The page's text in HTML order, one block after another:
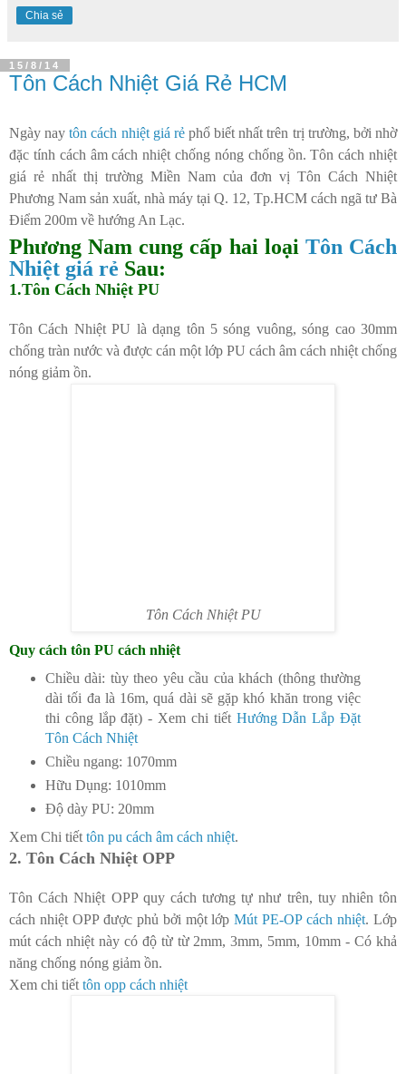
Chia sẻ
15/8/14
Tôn Cách Nhiệt Giá Rẻ HCM
Ngày naytôn cách nhiệt giá rẻphổ biết nhất trên trị trường, bởi nhờ
đặc tính cách âm cách nhiệt chống nóng chống ồn. Tôn cách nhiệt
giá rẻ nhất thị trường Miền Nam của đơn vị Tôn Cách Nhiệt
Phương Nam sản xuất, nhà máy tại Q. 12, Tp.HCM cách ngã tư Bà
Điểm 200m về hướng An Lạc.
Phương Nam cung cấp hai loại Tôn Cách
Nhiệt giá rẻ Sau:
1.Tôn Cách Nhiệt PU
Tôn Cách Nhiệt PU là dạng tôn 5 sóng vuông, sóng cao 30mm
chống tràn nước và được cán một lớp PU cách âm cách nhiệt chống
nóng giảm ồn.
Tôn Cách Nhiệt PU
Quy cách tôn PU cách nhiệt
Chiều dài: tùy theo yêu cầu của khách (thông thường
dài tối đa là 16m, quá dài sẽ gặp khó khăn trong việc
thi công lắp đặt) - Xem chi tiết Hướng Dẫn Lắp Đặt
Tôn Cách Nhiệt
Chiều ngang: 1070mm
Hữu Dụng: 1010mm
Độ dày PU: 20mm
Xem Chi tiết tôn pu cách âm cách nhiệt.
2. Tôn Cách Nhiệt OPP
Tôn Cách Nhiệt OPP quy cách tương tự như trên, tuy nhiên tôn
cách nhiệt OPP được phủ bởi một lớpMút PE-OP cách nhiệt. Lớp
mút cách nhiệt này có độ từ từ 2mm, 3mm, 5mm, 10mm - Có khả
năng chống nóng giảm ồn.
Xem chi tiết tôn opp cách nhiệt